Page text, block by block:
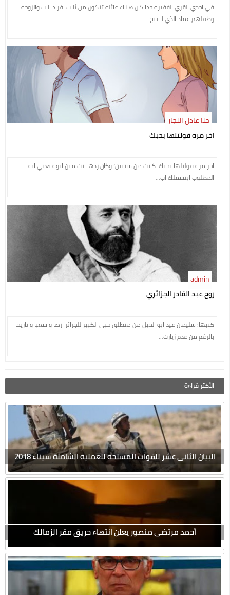
في احدي القري الفقيره جدا كان هناك عائله تتكون من ثلاث افراد الاب والزوجه
وطفلهم عماد الذي لا يتخ...
اخر مره قولتلها بحبك
حنا عادل النجار
اخر مره قولتلها بحبك كانت من سنيين؛ وكان ردها انت مين ايوة يعني ايه
المطلوب ابتسملك اب...
روح عبد القادر الجزائري
admin
كتبها: سليمان عيد ابو الخيل من منطلق حبي الكبير للجزائر ارضا و شعبا و تاريخا
بالرغم من عدم زيارت...
الأكثر قراءة
البيان الثانى عشر للقوات المسلحة للعملية الشاملة سيناء 2018
أحمد مرتضى منصور يعلن انتهاء حريق مقر الزمالك